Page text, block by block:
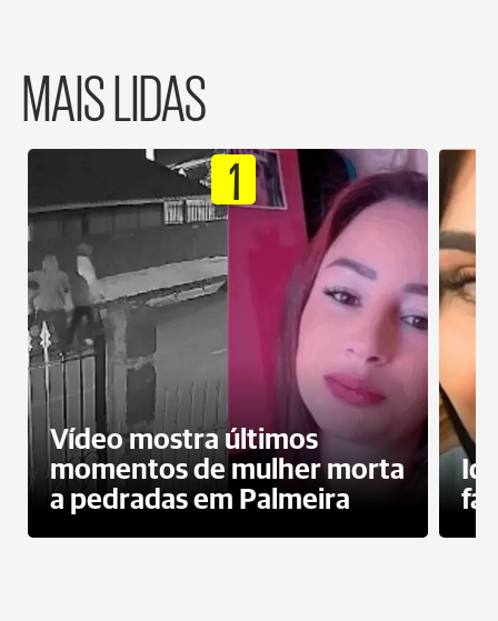
MAIS LIDAS
1
Vídeo mostra últimos
momentos de mulher morta
a pedradas em Palmeira